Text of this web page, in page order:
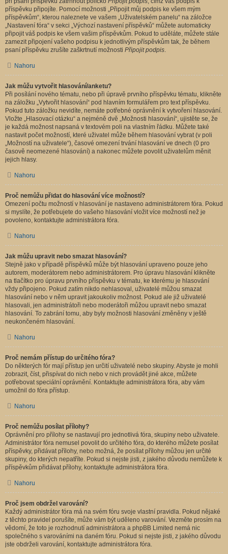
příspěvku připojíte. Pomocí možnosti „Připojit můj podpis ke všem mým
příspěvkům“, kterou naleznete ve vašem „Uživatelském panelu“ na záložce
„Nastavení fóra“ v sekci „Výchozí nastavení příspěvků“ můžete automaticky
připojit váš podpis ke všem vašim příspěvkům. Pokud to uděláte, můžete stále
zamezit připojení vašeho podpisu k jednotlivým příspěvkům tak, že během
psaní příspěvku zrušíte zaškrtnutí možnosti Připojit podpis.
Nahoru
Jak můžu vytvořit hlasování/anketu?
Při posílání nového tématu, nebo při úpravě prvního příspěvku tématu, klikněte
na záložku „Vytvořit hlasování“ pod hlavním formulářem pro text příspěvku.
Pokud tuto záložku nevidíte, nemáte potřebné oprávnění k vytvoření hlasování.
Vložte „Hlasovací otázku“ a nejméně dvě „Možnosti hlasování“, ujistěte se, že
je každá možnost napsaná v textovém poli na vlastním řádku. Můžete také
nastavit počet možností, které uživatel může během hlasování vybrat (v poli
„Možností na uživatele“), časové omezení trvání hlasování ve dnech (0 pro
časově neomezené hlasování) a nakonec můžete povolit uživatelům měnit
jejich hlasy.
Nahoru
Proč nemůžu přidat do hlasování více možností?
Omezení počtu možností v hlasování je nastaveno administrátorem fóra. Pokud
si myslíte, že potřebujete do vašeho hlasování vložit více možností než je
povoleno, kontaktujte administrátora fóra.
Nahoru
Jak můžu upravit nebo smazat hlasování?
Stejně jako v případě příspěvků může být hlasování upraveno pouze jeho
autorem, moderátorem nebo administrátorem. Pro úpravu hlasování klikněte
na tlačítko pro úpravu prvního příspěvku v tématu, ke kterému je hlasování
vždy připojeno. Pokud zatím nikdo nehlasoval, uživatelé můžou smazat
hlasování nebo v něm upravit jakoukoliv možnost. Pokud ale již uživatelé
hlasovali, jen administrátoři nebo moderátoři můžou upravit nebo smazat
hlasování. To zabrání tomu, aby byly možnosti hlasování změněny v ještě
neukončeném hlasování.
Nahoru
Proč nemám přístup do určitého fóra?
Do některých fór mají přístup jen určití uživatelé nebo skupiny. Abyste je mohli
zobrazit, číst, přispívat do nich nebo v nich provádět jiné akce, můžete
potřebovat speciální oprávnění. Kontaktujte administrátora fóra, aby vám
umožnil do fóra přístup.
Nahoru
Proč nemůžu posílat přílohy?
Oprávnění pro přílohy se nastavují pro jednotlivá fóra, skupiny nebo uživatele.
Administrátor fóra nemusel povolit do určitého fóra, do kterého můžete posílat
příspěvky, přidávat přílohy, nebo možná, že posílat přílohy můžou jen určité
skupiny, do kterých nepatříte. Pokud si nejste jisti, z jakého důvodu nemůžete k
příspěvkům přidávat přílohy, kontaktujte administrátora fóra.
Nahoru
Proč jsem obdržel varování?
Každý administrátor fóra má na svém fóru svoje vlastní pravidla. Pokud nějaké
z těchto pravidel porušíte, může vám být uděleno varování. Vezměte prosím na
vědomí, že toto je rozhodnutí administrátora a phpBB Limited nemá nic
společného s varováními na daném fóru. Pokud si nejste jisti, z jakého důvodu
jste obdrželi varování, kontaktujte administrátora fóra.